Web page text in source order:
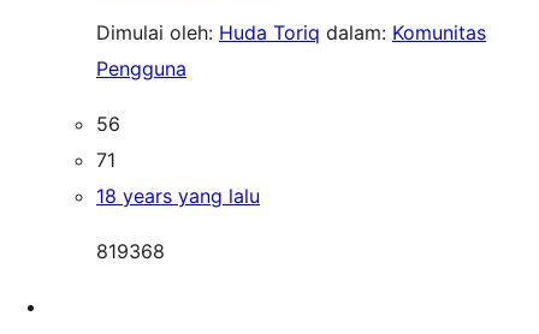
Dimulai oleh: Huda Toriq dalam: Komunitas
Pengguna
56
71
18 years yang lalu
819368